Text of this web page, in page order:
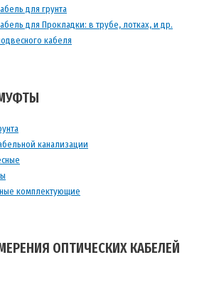
для грунта
для Прокладки: в трубе, лотках, и др.
кабеля
канализации
комплектующие
ОПТИЧЕСКИХ КАБЕЛЕЙ